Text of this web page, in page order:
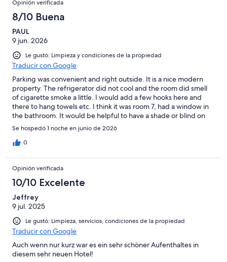
traves de las escaleras.
Opinión verificada
8/10 Buena
PAUL
9 jun. 2026
Le gustó: Limpieza y condiciones de la propiedad
Traducir con Google
Parking was convenient and right outside. It is a nice modern
property. The refrigerator did not cool and the room did smell
of cigarette smoke a little. I would add a few hooks here and
there to hang towels etc. I think it was room 7, had a window in
the bathroom. It would be helpful to have a shade or blind on
that window since the bathroom door is glass and lets light into
the bedroom in early morning.
Se hospedó 1 noche en junio de 2026
0
Opinión verificada
10/10 Excelente
Jeffrey
9 jul. 2025
Le gustó: Limpieza, servicios, condiciones de la propiedad
Traducir con Google
Auch wenn nur kurz war es ein sehr schöner Aufenthaltes in
diesem sehr neuen Hotel!